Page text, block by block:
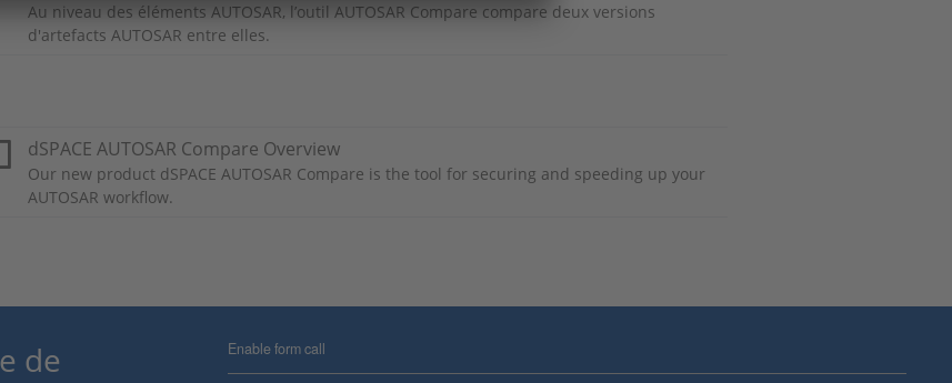
Au niveau des éléments AUTOSAR, l’outil AUTOSAR Compare compare deux versions
d'artefacts AUTOSAR entre elles.
dSPACE AUTOSAR Compare Overview
Our new product dSPACE AUTOSAR Compare is the tool for securing and speeding up your
AUTOSAR workflow.
de
Enable form call